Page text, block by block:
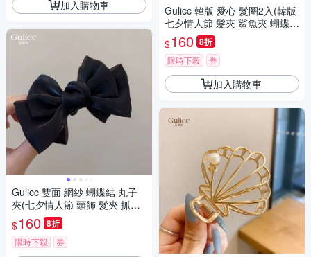
加入購物車
Gulicc 雙面 網紗 蝴蝶結 丸子
夾(七夕情人節 頭飾 髮夾 抓夾
髮圈 韓國 生日禮物 )
$160 8折
限時下殺 券
Gulicc 韓版 愛心 髮圈2入(韓版
七夕情人節 髮夾 鯊魚夾 蝴蝶結
生日禮物 )
$160 8折
限時下殺 券
加入購物車